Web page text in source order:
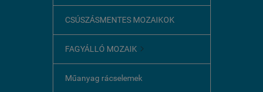
CSÚSZÁSMENTES MOZAIKOK
FAGYÁLLÓ MOZAIK 
Műanyag rácselemek